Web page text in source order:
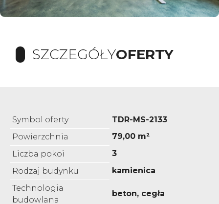
SZCZEGÓŁYOFERTY
Symbol oferty
TDR-MS-2133
Powierzchnia
79,00 m²
Liczba pokoi
3
Rodzaj budynku
kamienica
Technologia
budowlana
beton, cegła